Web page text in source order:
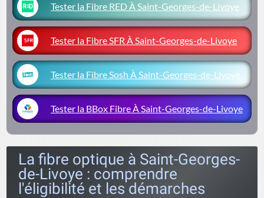
Tester la Fibre RED À Saint-Georges-de-Livoye
Tester la Fibre SFR À Saint-Georges-de-Livoye
Tester la Fibre Sosh À Saint-Georges-de-Livoye
Tester la BBox Fibre À Saint-Georges-de-Livoye
La fibre optique à Saint-Georges-
de-Livoye : comprendre
l'éligibilité et les démarches